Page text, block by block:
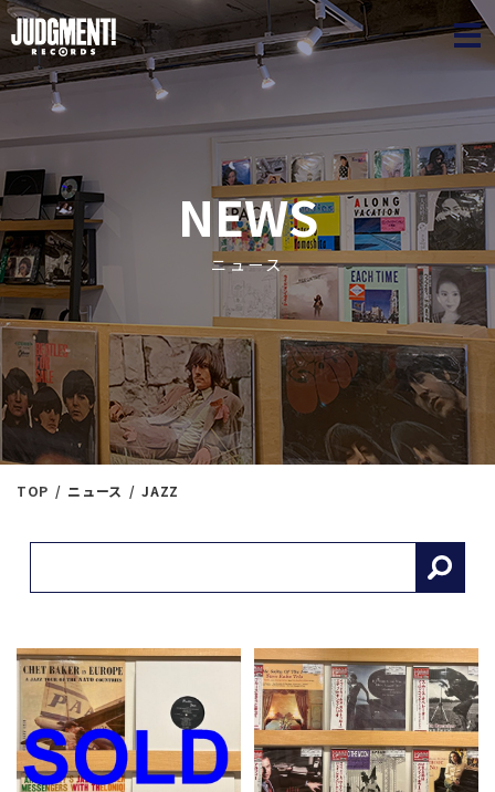
NEWS
ニュース
TOP ニュース JAZZ